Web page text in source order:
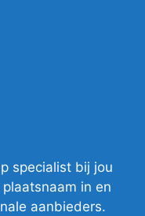
specialist bij jou
in en
aanbieders.